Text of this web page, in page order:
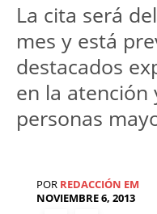
La cita será
mes y está
destacados
en la atención
personas
POR REDACCIÓN EM
NOVIEMBRE 6, 2013